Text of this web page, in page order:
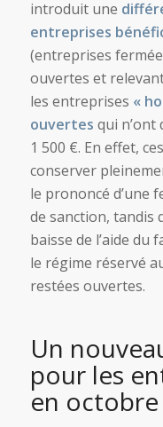
introduit une
entreprises
(entreprises
ouvertes et
les entreprises «
ouvertes qui n’ont
1 500 €. En effet,
conserver
le prononcé d’une
de sanction, tandis
baisse de l’aide du
le régime réservé
restées ouvertes.
Un
pour les
en octobre